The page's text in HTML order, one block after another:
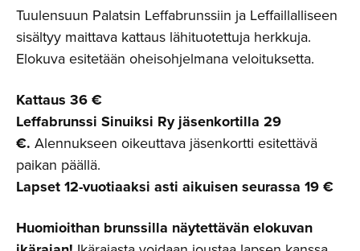
Tuulensuun Palatsin Leffabrunssiin ja Leffaillalliseen
sisältyy maittava kattaus lähituotettuja herkkuja.
Elokuva esitetään oheisohjelmana veloituksetta.
Kattaus 36 €
Leffabrunssi Sinuiksi Ry jäsenkortilla 29
€. Alennukseen oikeuttava jäsenkortti esitettävä
paikan päällä.
Lapset 12-vuotiaaksi asti aikuisen seurassa 19 €
Huomioithan brunssilla näytettävän elokuvan